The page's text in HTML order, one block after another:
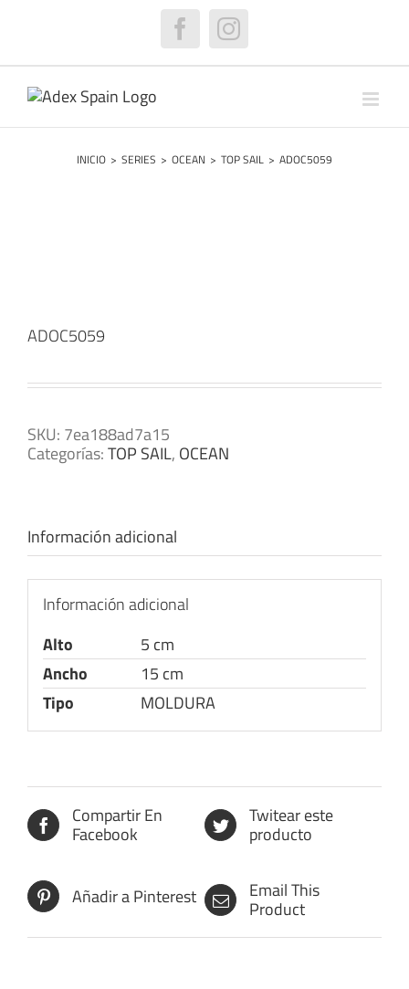
FacebookInstagram
INICIO > SERIES > OCEAN > TOP SAIL > ADOC5059
ADOC5059
SKU: 7ea188ad7a15
Categorías:TOP SAIL, OCEAN
Información adicional
Información adicional
Alto
5 cm
Ancho
15 cm
Tipo
MOLDURA
Compartir En
Facebook
Twitear este
producto
Añadir a Pinterest Email This
Product